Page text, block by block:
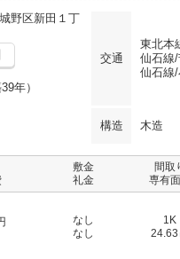
野区新田１丁
交通
東北本
仙石線
仙石線
年）
構造 木造
敷金
礼金
間取
専有
なし
なし
1K
24.63